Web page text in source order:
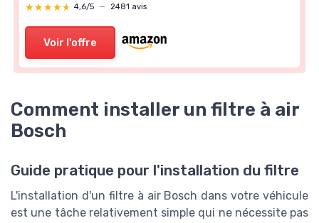
★★★★★
★★★★★ 4,6/5 — 2481 avis
Voir l'offre
Comment installer un filtre à air
Bosch
Guide pratique pour l'installation du filtre
L'installation d'un filtre à air Bosch dans votre véhicule
est une tâche relativement simple qui ne nécessite pas